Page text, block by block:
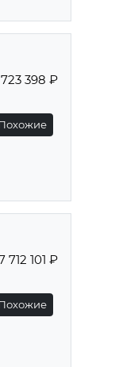
398 ₽
712 101 ₽